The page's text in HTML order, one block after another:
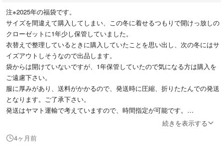
注※2025年の福袋です。
サイズを間違えて購入してしまい、この冬に着せるつもりで開けっ放しの
クローゼットに1年少し保管していました。
衣替えで整理しているときに購入していたことを思い出し、次の冬にはサ
イズアウトしそうなので出品します。
袋からは開けていないですが、1年保管していたので気になる方は購入を
ご遠慮下さい。
服に厚みがあり、送料がかかるので、発送時に圧縮、折りたたんでの発送
となります。ご了承下さい。
発送はヤマト運輸で考えていますので、時間指定が可能です。
グレーアウター2,700円
続きを表示する
4ヶ月前